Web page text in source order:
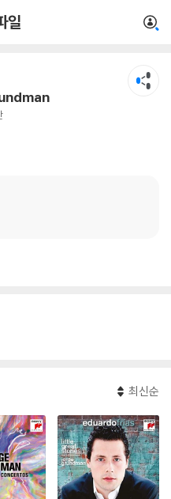
일
최신순